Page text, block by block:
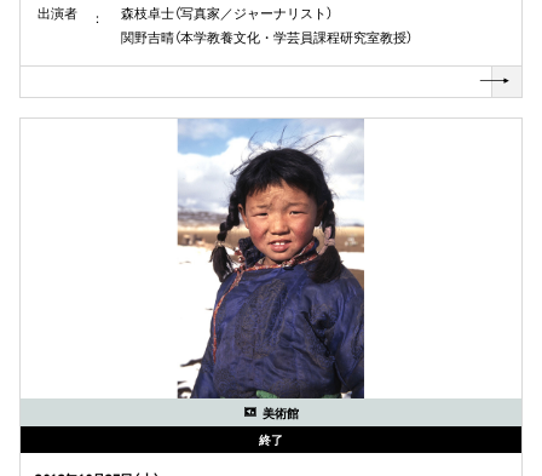
出演者
森枝卓士（写真家／ジャーナリスト）
関野吉晴（本学教養文化・学芸員課程研究室教授）
美術館
終了